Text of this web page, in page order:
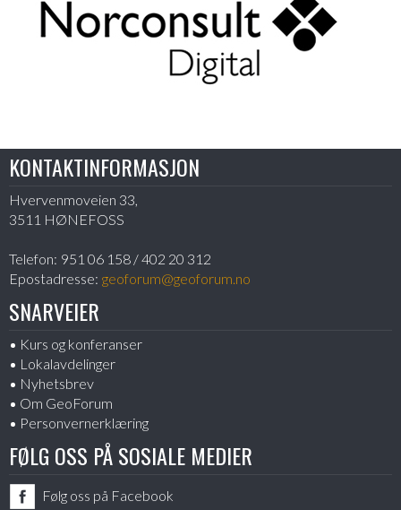
KONTAKTINFORMASJON
Hvervenmoveien 33,
3511 HØNEFOSS
Telefon: 951 06 158 / 402 20 312
Epostadresse: geoforum@geoforum.no
SNARVEIER
Kurs og konferanser
Lokalavdelinger
Nyhetsbrev
Om GeoForum
Personvernerklæring
FØLG OSS PÅ SOSIALE MEDIER
Følg oss på Facebook